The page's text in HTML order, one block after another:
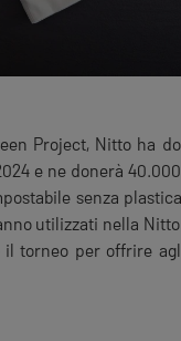
Project, Nitto ha
e ne donerà
senza
utilizzati nella
il torneo per offrire